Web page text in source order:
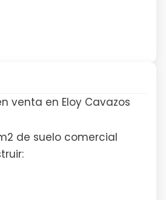
venta en Eloy Cavazos
de suelo comercial